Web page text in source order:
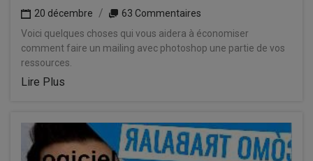
20 décembre
63 Commentaires
Voici quelques choses qui vous aidera à économiser
comment faire un mailing avec photoshop une partie de vos
ressources.
Lire Plus